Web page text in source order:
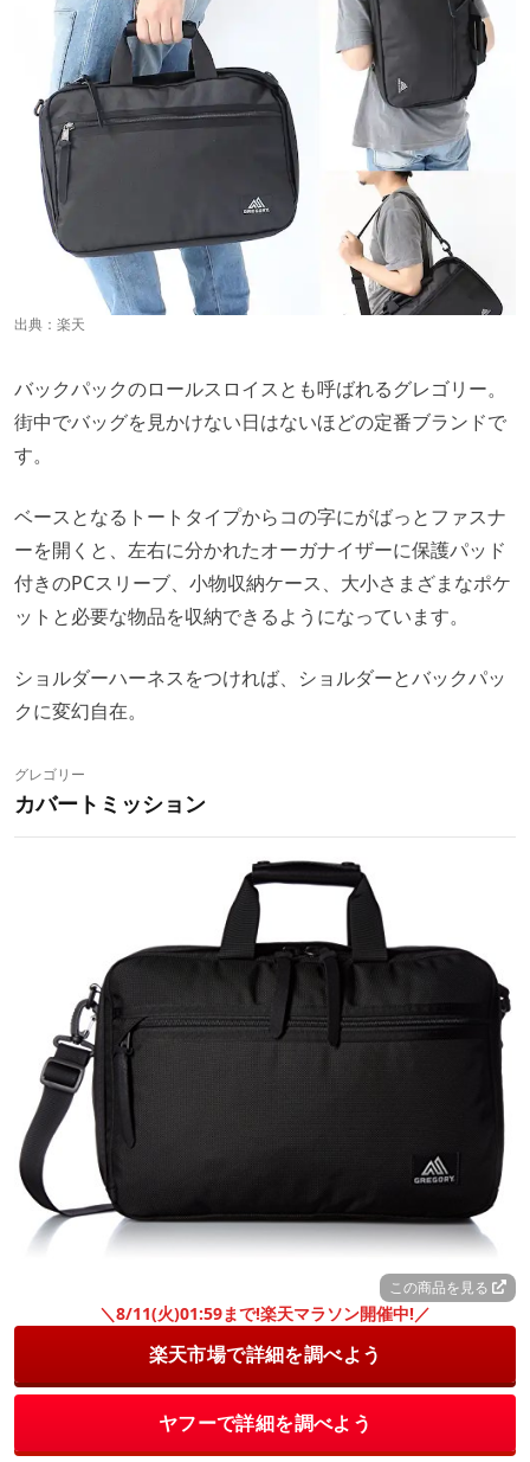
出典： 楽天
バックパックのロールスロイスとも呼ばれるグレゴリー。
街中でバッグを見かけない日はないほどの定番ブランドで
す。
ベースとなるトートタイプからコの字にがばっとファスナ
ーを開くと、左右に分かれたオーガナイザーに保護パッド
付きのPCスリーブ、小物収納ケース、大小さまざまなポケ
ットと必要な物品を収納できるようになっています。
ショルダーハーネスをつければ、ショルダーとバックパッ
クに変幻自在。
グレゴリー
カバートミッション
この商品を見る
＼8/11(火)01:59まで!楽天マラソン開催中!／
楽天市場で詳細を調べよう
ヤフーで詳細を調べよう